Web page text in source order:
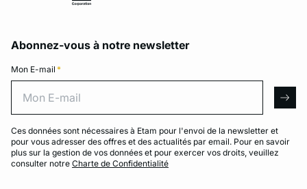
Abonnez-vous à notre newsletter
Mon E-mail *
Ces données sont nécessaires à Etam pour l'envoi de la newsletter et
pour vous adresser des offres et des actualités par email. Pour en savoir
plus sur la gestion de vos données et pour exercer vos droits, veuillez
consulter notre Charte de Confidentialité